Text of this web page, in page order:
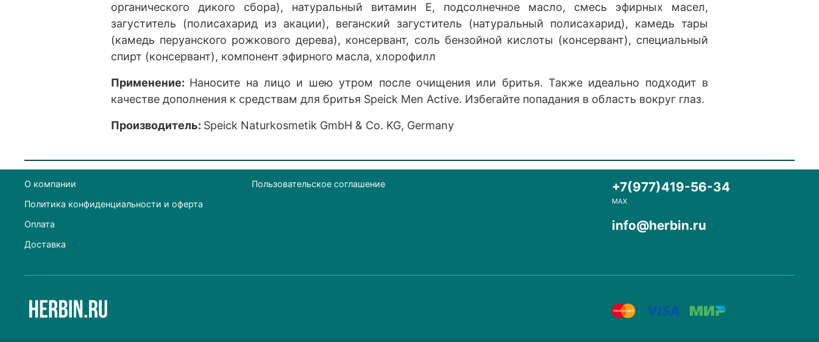
органического дикого сбора), натуральный витамин E, подсолнечное масло, смесь эфирных масел,
загуститель (полисахарид из акации), веганский загуститель (натуральный полисахарид), камедь тары
(камедь перуанского рожкового дерева), консервант, соль бензойной кислоты (консервант), специальный
спирт (консервант), компонент эфирного масла, хлорофилл
Применение: Наносите на лицо и шею утром после очищения или бритья. Также идеально подходит в
качестве дополнения к средствам для бритья Speick Men Active. Избегайте попадания в область вокруг глаз.
Производитель: Speick Naturkosmetik GmbH & Co. KG, Germany
О компании
Политика конфиденциальности и оферта
Оплата
Доставка
Пользовательское соглашение +7(977)419-56-34
MAX
info@herbin.ru